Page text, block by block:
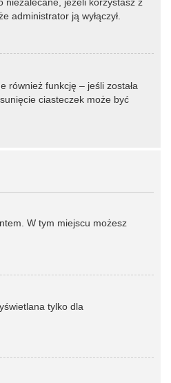
niezalecane, jeżeli korzystasz z
administrator ją wyłączył.
również funkcję – jeśli została
ciasteczek może być
W tym miejscu możesz
tylko dla